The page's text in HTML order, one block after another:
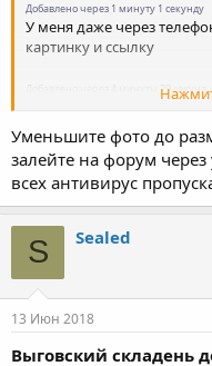
Добавлено через 1 минуту 1 секунду
У меня даже через
картинку и ссылку
Добавлено через 4 минуты 29 секунд
http://imglink.ru/show-
Скопируйте в адресную
Уменьшите фото до
залейте на форум
всех антивирус
S Sealed
13 Июн 2018
Выговский складень